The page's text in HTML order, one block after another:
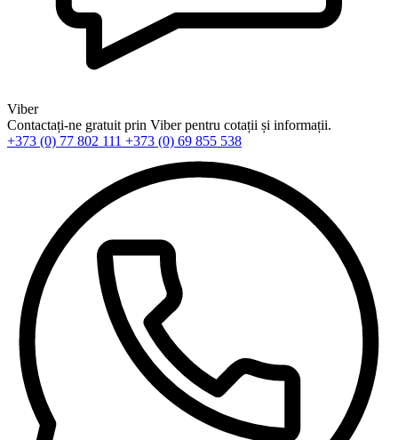
Viber
Contactați-ne gratuit prin Viber pentru cotații și informații.
+373 (0) 77 802 111 +373 (0) 69 855 538